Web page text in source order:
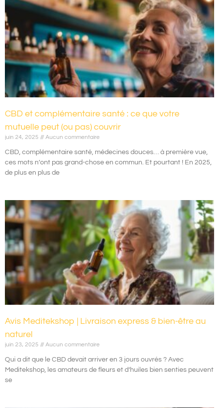
CBD et complémentaire santé : ce que votre
mutuelle peut (ou pas) couvrir
juin 24, 2025 Aucun commentaire
CBD, complémentaire santé, médecines douces… à première vue,
ces mots n’ont pas grand-chose en commun. Et pourtant ! En 2025,
de plus en plus de
Avis Meditekshop | Livraison express & bien-être au
naturel
juin 23, 2025 Aucun commentaire
Qui a dit que le CBD devait arriver en 3 jours ouvrés ? Avec
Meditekshop, les amateurs de fleurs et d’huiles bien senties peuvent
se